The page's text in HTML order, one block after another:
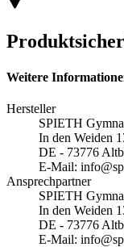
Weitere
Hersteller
SPIETH
In den Weiden
DE - 73776
E-Mail:
Ansprechpartner
SPIETH
In den Weiden
DE - 73776
E-Mail: